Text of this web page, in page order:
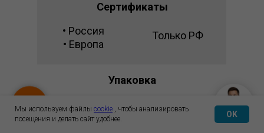
Сертификаты
Упаковка
Монументальная
упаковка из
• Россия
• Европа
Только РФ
Картонная
Мы используем файлы cookie , чтобы анализировать
посещения и делать сайт удобнее.
OK